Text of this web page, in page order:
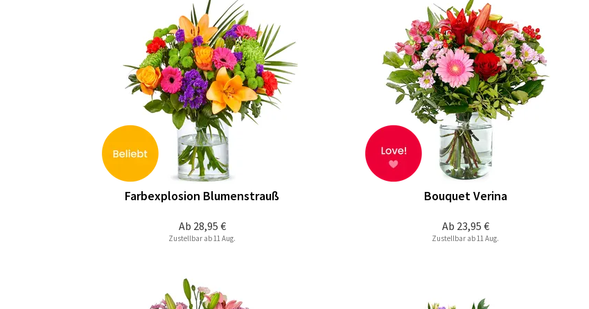
Ab 28,95 €
Farbexplosion Blumenstrauß
Zustellbar ab 11 Aug.
Ab 23,95 €
Bouquet Verina
Zustellbar ab 11 Aug.